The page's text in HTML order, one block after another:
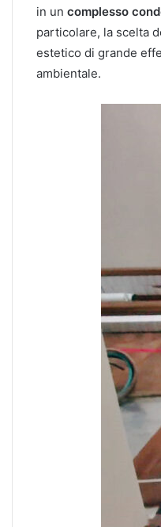
in un complesso
particolare, la scelta
estetico di grande
ambientale.